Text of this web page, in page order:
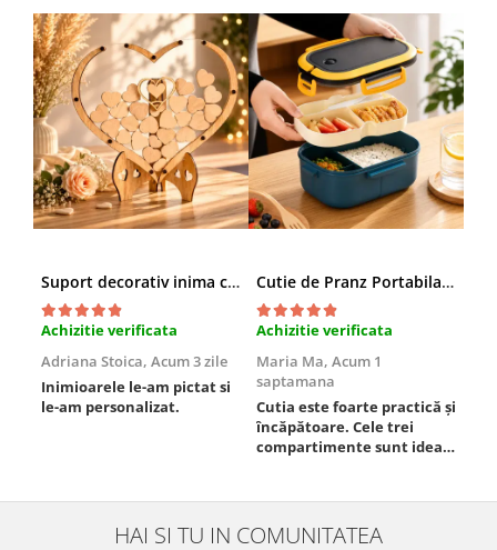
Suport decorativ inima cu mesaje, Cadou cu suflet
Achizitie verificata
Adriana Stoica, Acum 3 zile
Inimioarele le-am pictat si
le-am personalizat.
Cutie de Pranz Portabila cu Compartimente
Achizitie verificata
Maria Ma, Acum 1
saptamana
Cutia este foarte practică și
încăpătoare. Cele trei
compartimente sunt ideale
este sigură, fără scurgeri. O
folosesc aproape zilnic la
HAI SI TU IN COMUNITATEA